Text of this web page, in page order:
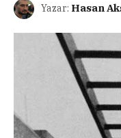
Yazar: Hasan